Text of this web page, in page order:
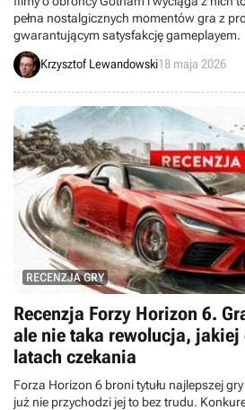
pełna nostalgicznych momentów gra z
gwarantującym satysfakcję gameplayem.
Krzysztof Lewandowski18 maja 2026
RECENZJA GRY
Recenzja Forzy Horizon 6.
ale nie taka rewolucja, jakiej
latach czekania
Forza Horizon 6 broni tytułu najlepszej
już nie przychodzi jej to bez trudu.